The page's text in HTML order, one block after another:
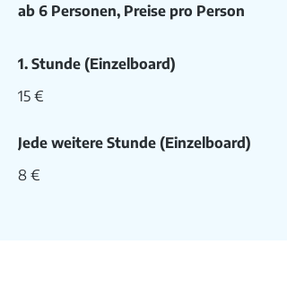
ab 6 Personen, Preise pro Person
1. Stunde (Einzelboard)
15 €
Jede weitere Stunde (Einzelboard)
8 €